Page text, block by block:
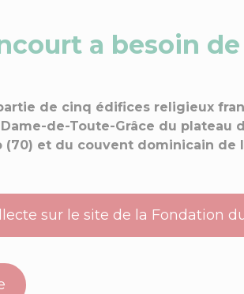
a besoin
de cinq édifices religieux
de-Toute-Grâce du plateau
(70) et du couvent dominicain de
sur le site de la Fondation